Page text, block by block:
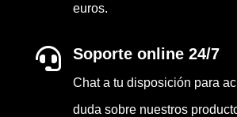
euros.
 Soporte online 24/7
Chat a tu disposición para
duda sobre nuestros